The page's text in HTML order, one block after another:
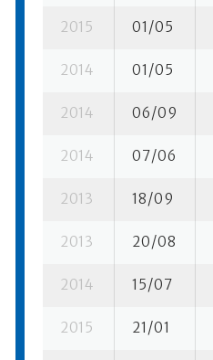
2015 01/05
2014 01/05
2014 06/09
2014 07/06
2013 18/09
2013 20/08
2014 15/07
2015 21/01